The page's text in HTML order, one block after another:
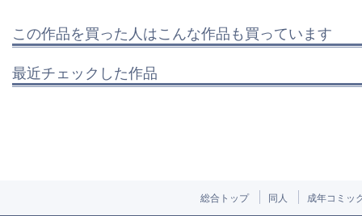
この作品を買った人はこんな作品も買っています
最近チェックした作品
総合トップ 同人 成年コミッ